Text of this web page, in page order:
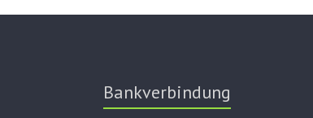
Bankverbindung